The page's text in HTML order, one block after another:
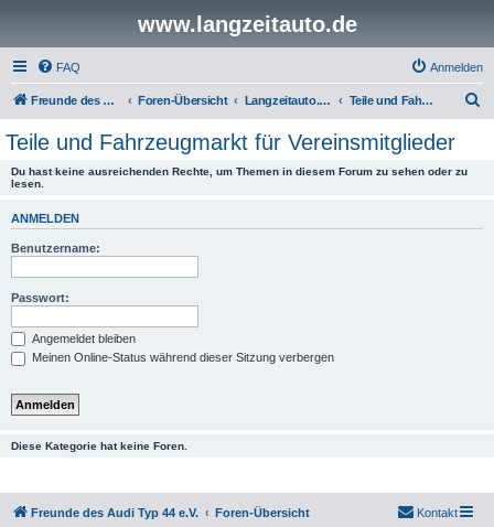
www.langzeitauto.de
FAQ Anmelden
Freunde des Audi Typ 44 e.V. Foren-Übersicht Langzeitauto.de Vereinsforen Teile und Fahrzeugmarkt für Vereinsmitglieder
Teile und Fahrzeugmarkt für Vereinsmitglieder
Du hast keine ausreichenden Rechte, um Themen in diesem Forum zu sehen oder zu
lesen.
ANMELDEN
Benutzername:
Passwort:
Angemeldet bleiben
Meinen Online-Status während dieser Sitzung verbergen
Diese Kategorie hat keine Foren.
Freunde des Audi Typ 44 e.V. Foren-Übersicht Kontakt